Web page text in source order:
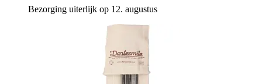
Bezorging uiterlijk op 12. augustus